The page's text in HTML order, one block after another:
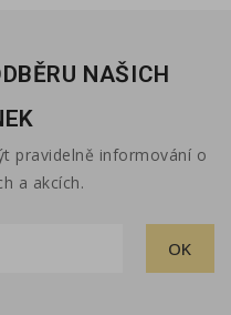
NAŠICH
pravidelně informování o
a akcích.